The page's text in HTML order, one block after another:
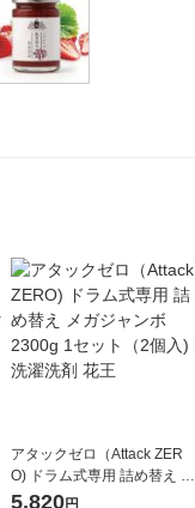
アタックゼロ（Attack ZER
O) ドラム式専用 詰め替え メ
ガジャンボ 2300g 1セット
5,820